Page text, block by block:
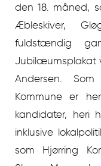
den 18. måned,
Æbleskiver,
fuldstændig
Jubilæumsplakat
Andersen.
Kommune er
kandidater, heri
inklusive
som Hjørring